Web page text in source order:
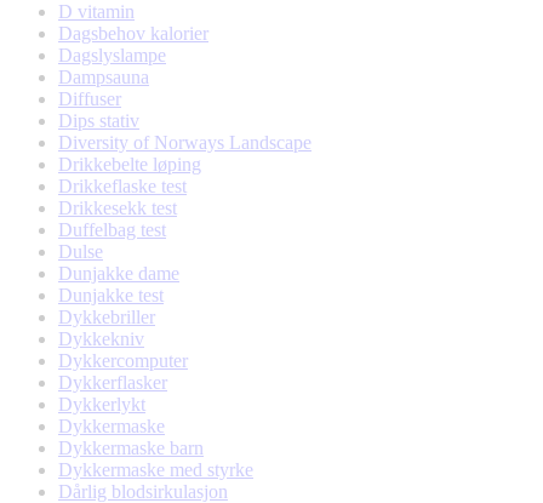
D vitamin
Dagsbehov kalorier
Dagslyslampe
Dampsauna
Diffuser
Dips stativ
Diversity of Norways Landscape
Drikkebelte løping
Drikkeflaske test
Drikkesekk test
Duffelbag test
Dulse
Dunjakke dame
Dunjakke test
Dykkebriller
Dykkekniv
Dykkercomputer
Dykkerflasker
Dykkerlykt
Dykkermaske
Dykkermaske barn
Dykkermaske med styrke
Dårlig blodsirkulasjon